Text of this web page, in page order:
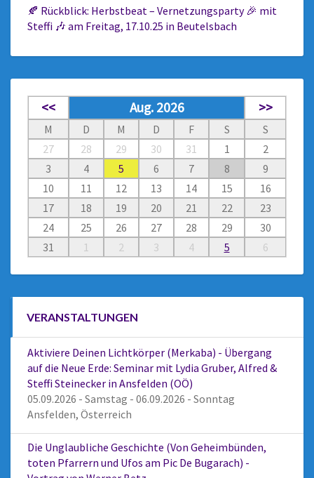
🍂 Rückblick: Herbstbeat – Vernetzungsparty 🎉 mit
Steffi 🎶 am Freitag, 17.10.25 in Beutelsbach
<< Aug. 2026 >>
M D M D F S
S
27
28 29 30 31 1
2
3
4 5 6 7 8
9
10
11 12 13 14 15
16
17
18 19 20 21 22
23
24
25 26 27 28 29
30
31
1 2 3 4 5 6
VERANSTALTUNGEN
Aktiviere Deinen Lichtkörper (Merkaba) - Übergang
auf die Neue Erde: Seminar mit Lydia Gruber, Alfred &
Steffi Steinecker in Ansfelden (OÖ)
05.09.2026 - Samstag - 06.09.2026 - Sonntag
Ansfelden, Österreich
Die Unglaubliche Geschichte (Von Geheimbünden,
toten Pfarrern und Ufos am Pic De Bugarach) -